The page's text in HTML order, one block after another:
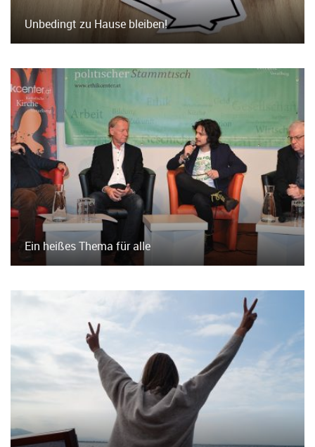
Unbedingt zu Hause bleiben!
Ein heißes Thema für alle